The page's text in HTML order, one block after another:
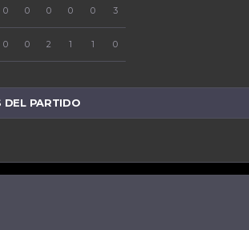
0 0 0 0 0 3
0 0 2 1 1 0
DEL PARTIDO